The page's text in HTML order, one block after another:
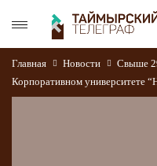
Главная Новости
Свыше
Корпоративном университете